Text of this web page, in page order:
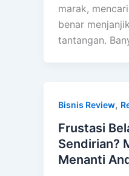
marak,
benar
tantangan.
Bisnis Review,
Frustasi
Sendirian?
Menanti